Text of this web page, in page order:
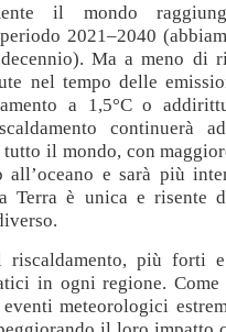
il mondo
2021–2040
Ma a meno di
nel tempo delle
a 1,5°C o
continuerà
il mondo, con
all’oceano e sarà più
Terra è unica e risente
riscaldamento, più forti
in ogni regione. Come
meteorologici